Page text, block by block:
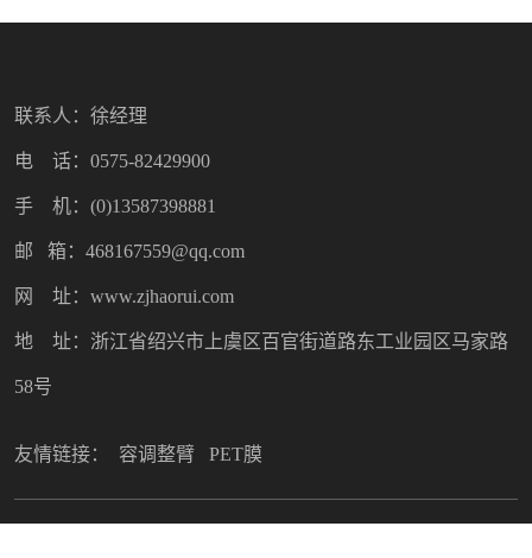
联系人：徐经理
电 话：0575-82429900
手 机：(0)13587398881
邮 箱：468167559@qq.com
网 址：www.zjhaorui.com
地 址：浙江省绍兴市上虞区百官街道路东工业园区马家路
58号
友情链接： 容调整臂 PET膜